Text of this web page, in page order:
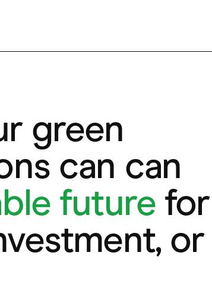
green
can can
future for
or